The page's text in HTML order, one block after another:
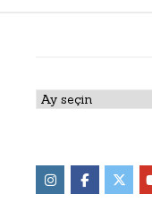
Arşivler